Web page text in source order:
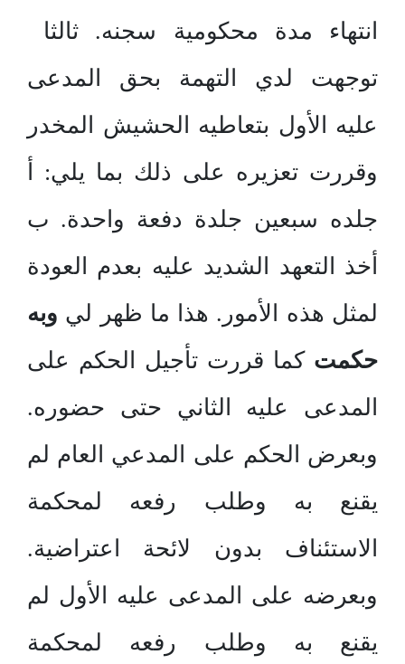
انتهاء مدة محكومية سجنه. ثالثا
توجهت لدي التهمة بحق المدعى
عليه الأول بتعاطيه الحشيش المخدر
وقررت تعزيره على ذلك بما يلي: أ
جلده سبعين جلدة دفعة واحدة. ب
أخذ التعهد الشديد عليه بعدم العودة
لمثل هذه الأمور. هذا ما ظهر لي وبه
حكمت كما قررت تأجيل الحكم على
المدعى عليه الثاني حتى حضوره.
وبعرض الحكم على المدعي العام لم
يقنع به وطلب رفعه لمحكمة
الاستئناف بدون لائحة اعتراضية.
وبعرضه على المدعى عليه الأول لم
يقنع به وطلب رفعه لمحكمة